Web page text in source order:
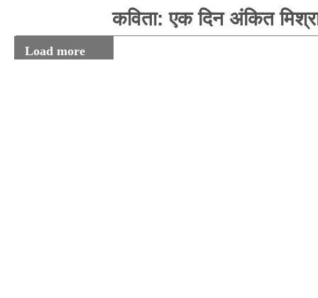
कविता: एक दिन अंकित
Load more